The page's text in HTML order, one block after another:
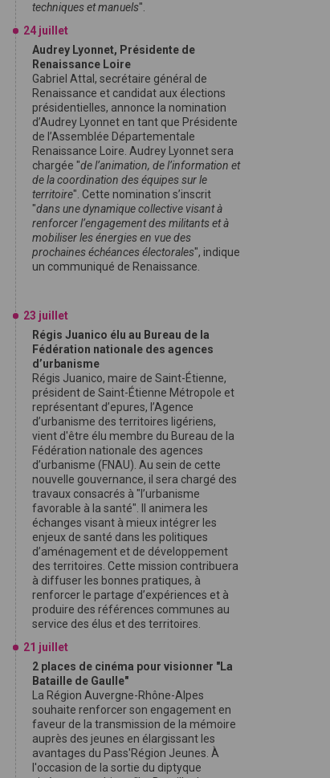
techniques et manuels".
24 juillet
Audrey Lyonnet, Présidente de
Renaissance Loire
Gabriel Attal, secrétaire général de
Renaissance et candidat aux élections
présidentielles, annonce la nomination
d’Audrey Lyonnet en tant que Présidente
de l’Assemblée Départementale
Renaissance Loire. Audrey Lyonnet sera
chargée "de l’animation, de l’information et
de la coordination des équipes sur le
territoire". Cette nomination s’inscrit
"dans une dynamique collective visant à
renforcer l’engagement des militants et à
mobiliser les énergies en vue des
prochaines échéances électorales", indique
un communiqué de Renaissance.
23 juillet
Régis Juanico élu au Bureau de la
Fédération nationale des agences
d’urbanisme
Régis Juanico, maire de Saint-Étienne,
président de Saint-Étienne Métropole et
représentant d’epures, l’Agence
d’urbanisme des territoires ligériens,
vient d'être élu membre du Bureau de la
Fédération nationale des agences
d’urbanisme (FNAU). Au sein de cette
nouvelle gouvernance, il sera chargé des
travaux consacrés à "l’urbanisme
favorable à la santé". Il animera les
échanges visant à mieux intégrer les
enjeux de santé dans les politiques
d’aménagement et de développement
des territoires. Cette mission contribuera
à diffuser les bonnes pratiques, à
renforcer le partage d’expériences et à
produire des références communes au
service des élus et des territoires.
21 juillet
2 places de cinéma pour visionner "La
Bataille de Gaulle"
La Région Auvergne-Rhône-Alpes
souhaite renforcer son engagement en
faveur de la transmission de la mémoire
auprès des jeunes en élargissant les
avantages du Pass'Région Jeunes. À
l'occasion de la sortie du diptyque